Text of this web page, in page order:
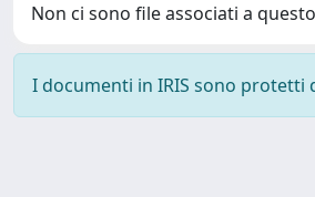
Non ci sono file associati a
I documenti in IRIS sono